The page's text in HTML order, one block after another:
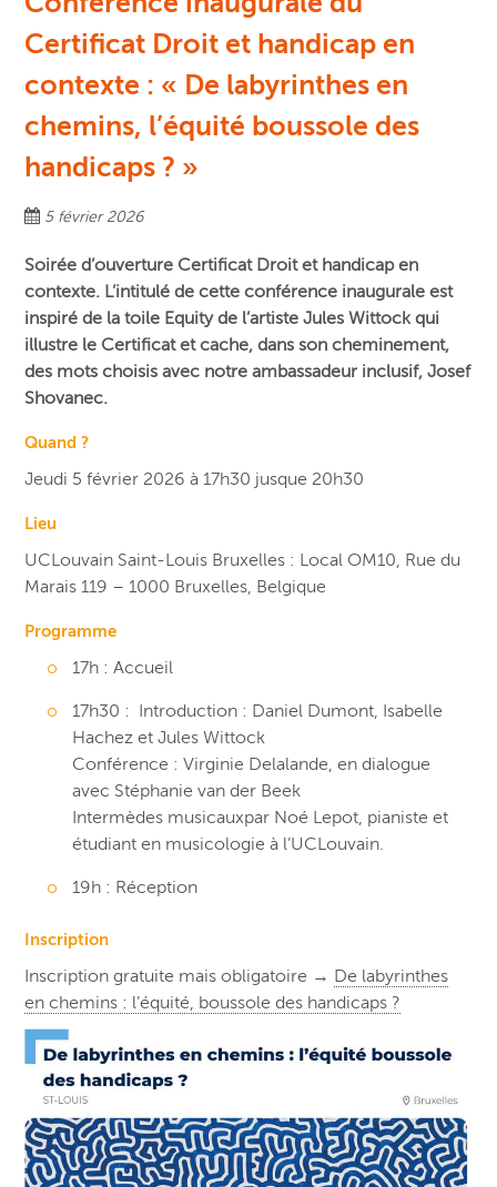
Certificat Droit et handicap en
contexte : « De labyrinthes en
chemins, l’équité boussole des
handicaps ? »
5 février 2026
Soirée d’ouverture Certificat Droit et handicap en
contexte. L’intitulé de cette conférence inaugurale est
inspiré de la toile Equity de l’artiste Jules Wittock qui
illustre le Certificat et cache, dans son cheminement,
des mots choisis avec notre ambassadeur inclusif, Josef
Shovanec.
Quand ?
Jeudi 5 février 2026 à 17h30 jusque 20h30
Lieu
UCLouvain Saint-Louis Bruxelles : Local OM10, Rue du
Marais 119 – 1000 Bruxelles, Belgique
Programme
17h : Accueil
17h30 : Introduction : Daniel Dumont, Isabelle
Hachez et Jules Wittock
Conférence : Virginie Delalande, en dialogue
avec Stéphanie van der Beek
Intermèdes musicauxpar Noé Lepot, pianiste et
étudiant en musicologie à l’UCLouvain.
19h : Réception
Inscription
Inscription gratuite mais obligatoire → De labyrinthes
en chemins : l’équité, boussole des handicaps ?